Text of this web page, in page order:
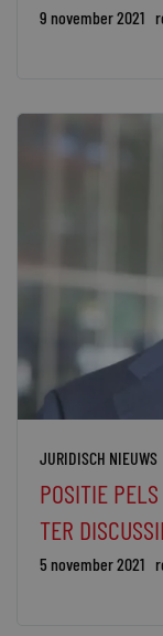
9 november 2021
JURIDISCH NIEUWS
POSITIE
TER
5 november 2021